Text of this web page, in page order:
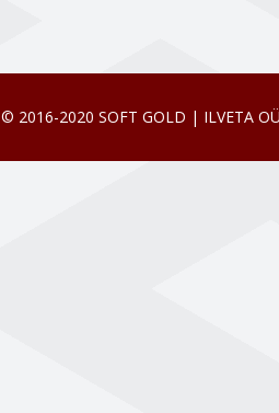
© 2016-2020 SOFT GOLD | ILVETA